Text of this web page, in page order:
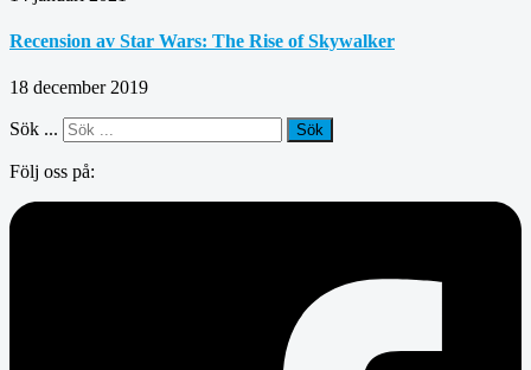
Recension av Star Wars: The Rise of Skywalker
18 december 2019
Sök ... Sök
Följ oss på: